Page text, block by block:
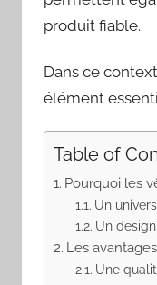
produit fiable.
Dans ce
élément
Table of
Pourquoi les
Un
Un
Les
Une